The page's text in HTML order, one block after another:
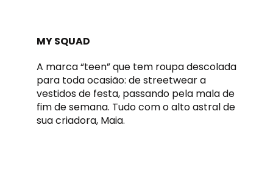
MY SQUAD
A marca “teen” que tem roupa descolada
para toda ocasião: de streetwear a
vestidos de festa, passando pela mala de
fim de semana. Tudo com o alto astral de
sua criadora, Maia.